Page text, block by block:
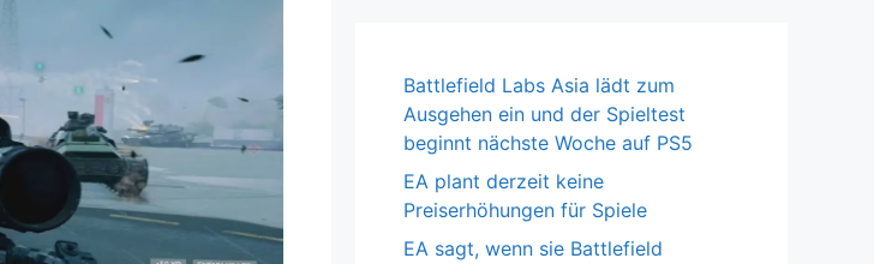
Battlefield Labs Asia lädt zum
Ausgehen ein und der Spieltest
beginnt nächste Woche auf PS5
EA plant derzeit keine
Preiserhöhungen für Spiele
EA sagt, wenn sie Battlefield